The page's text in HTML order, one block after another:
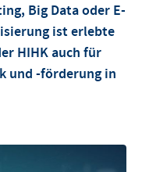
Big Data oder E-
ist erlebte
HIHK auch für
und -förderung in